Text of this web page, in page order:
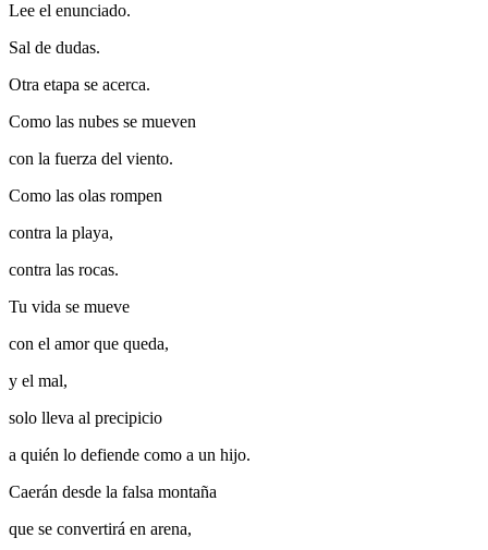
Lee el enunciado.
Sal de dudas.
Otra etapa se acerca.
Como las nubes se mueven
con la fuerza del viento.
Como las olas rompen
contra la playa,
contra las rocas.
Tu vida se mueve
con el amor que queda,
y el mal,
solo lleva al precipicio
a quién lo defiende como a un hijo.
Caerán desde la falsa montaña
que se convertirá en arena,